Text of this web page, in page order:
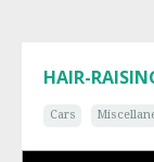
HAIR-
Cars